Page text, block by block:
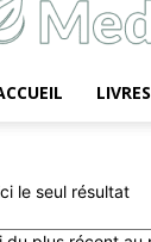
LIVRES
le seul résultat